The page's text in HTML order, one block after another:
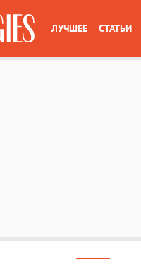
ЛУЧШЕЕ СТАТЬИ